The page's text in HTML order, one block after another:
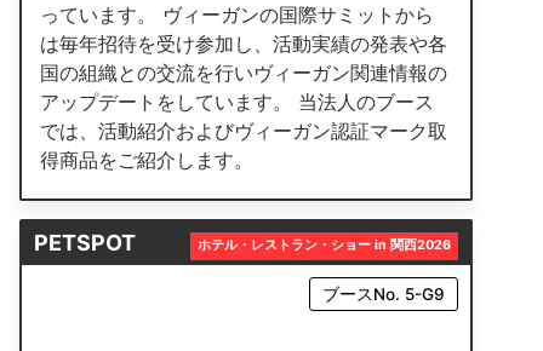
っています。 ヴィーガンの国際サミットから
は毎年招待を受け参加し、活動実績の発表や各
国の組織との交流を行いヴィーガン関連情報の
アップデートをしています。 当法人のブース
では、活動紹介およびヴィーガン認証マーク取
得商品をご紹介します。
PETSPOT ホテル・レストラン・ショー in 関西2026
ブースNo. 5-G9